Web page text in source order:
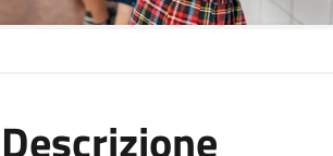
Descrizione